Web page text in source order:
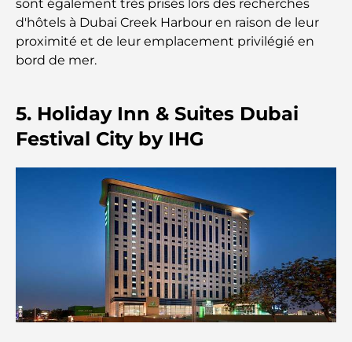
Cartes de crédit aux Émirats arabes unis : un guide
complet pour dépenser intelligemment
Rarest Car in the World: Automotive Legends
Beyond Price
Salles de sport au DIFC : quand le fitness
rencontre le style de vie professionnel
Plateformes de trading aux Émirats arabes unis :
un guide pour les investisseurs modernes
Family Beach Club Dubai : Là où divertissement et
détente se rencontrent
sont également très prisés lors des recherches
d'hôtels à Dubai Creek Harbour en raison de leur
proximité et de leur emplacement privilégié en
bord de mer.
5. Holiday Inn & Suites Dubai
Festival City by IHG